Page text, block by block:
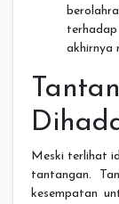
akhirnya
Meski terlihat
tantangan.
kesempatan